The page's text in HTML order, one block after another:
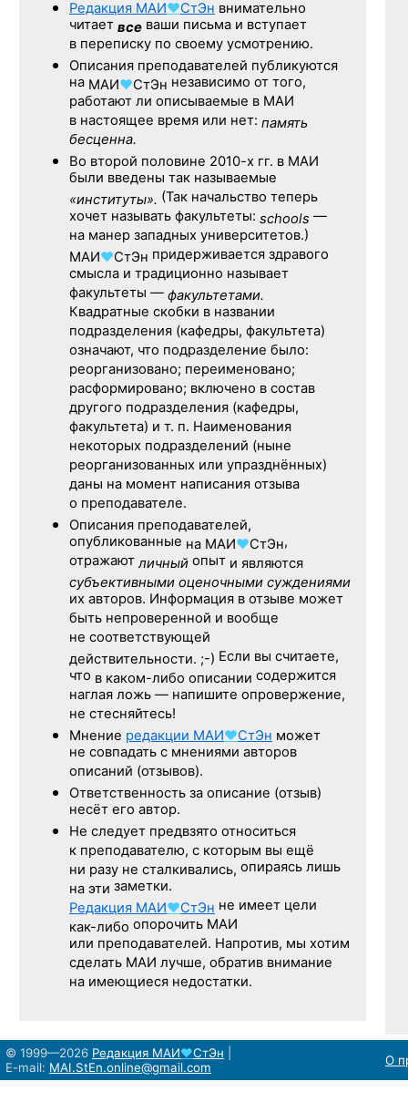
Редакция МАИ♥СтЭн внимательно
читает все ваши письма и вступает
в переписку по своему усмотрению.
Описания преподавателей публикуются
на МАИ♥СтЭн независимо от того,
работают ли описываемые в МАИ
в настоящее время или нет: память
бесценна.
Во второй половине 2010-х гг. в МАИ
были введены так называемые
«институты». (Так начальство теперь
хочет называть факультеты: schools —
на манер западных университетов.)
МАИ♥СтЭн придерживается здравого
смысла и традиционно называет
факультеты — факультетами.
Квадратные скобки в названии
подразделения (кафедры, факультета)
означают, что подразделение было:
реорганизовано; переименовано;
расформировано; включено в состав
другого подразделения (кафедры,
факультета) и т. п. Наименования
некоторых подразделений (ныне
реорганизованных или упразднённых)
даны на момент написания отзыва
о преподавателе.
Описания преподавателей,
опубликованные на МАИ♥СтЭн,
отражаютличный опыт и являются
субъективными оценочными суждениями
их авторов. Информация в отзыве может
быть непроверенной и вообще
не соответствующей
действительности. ;-) Если вы считаете,
что в каком-либо описании содержится
наглая ложь — напишите опровержение,
не стесняйтесь!
Мнение редакции МАИ♥СтЭн может
не совпадать с мнениями авторов
описаний (отзывов).
Ответственность за описание (отзыв)
несёт его автор.
Не следует предвзято относиться
к преподавателю, с которым вы ещё
ни разу не сталкивались, опираясь лишь
на эти заметки.
Редакция МАИ♥СтЭн не имеет цели
как-либо опорочить МАИ
или преподавателей. Напротив, мы хотим
сделать МАИ лучше, обратив внимание
на имеющиеся недостатки.
© 1999—2026 Редакция МАИ♥СтЭн
E-mail: MAI.StEn.online@gmail.com О